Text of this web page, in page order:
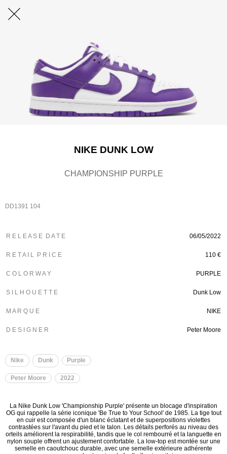
NIKE DUNK LOW
CHAMPIONSHIP PURPLE
DD1391 104
R E L E A S E D A T E 06/05/2022
R E T A I L P R I C E 110 €
C O L O R W A Y PURPLE
S I L H O U E T T E Dunk Low
M A R Q U E NIKE
D E S I G N E R Peter Moore
Nike Dunk Purple
Peter Moore 2022
La Nike Dunk Low 'Championship Purple' présente un blocage d'inspiration
OG qui rappelle la série iconique 'Be True to Your School' de 1985. La tige tout
en cuir est composée d'un blanc éclatant et de superpositions violettes
contrastées sur l'avant du pied et le talon. Les détails perforés au niveau des
orteils améliorent la respirabilité, tandis que le col rembourré et la languette en
nylon souple offrent un ajustement confortable. La low-top est montée sur une
semelle en caoutchouc durable, avec une semelle extérieure adhérente